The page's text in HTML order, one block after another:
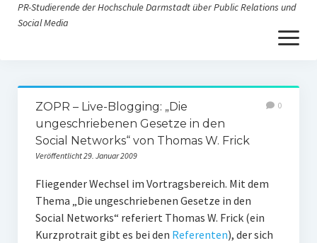
Nonprofit-PR
Corporate Weblogs
Podcasting
PR-Theorie
PR-Studierende der Hochschule Darmstadt über Public Relations und
Social Media
Menü
öffnen
Über uns
Impressum
Datenschutz
ZOPR – Live-Blogging: „Die
ungeschriebenen Gesetze in den
Social Networks“ von Thomas W. Frick
Veröffentlicht 29. Januar 2009
0
Fliegender Wechsel im Vortragsbereich. Mit dem
Thema „Die ungeschriebenen Gesetze in den
Social Networks“ referiert Thomas W. Frick (ein
Kurzprotrait gibt es bei den Referenten), der sich